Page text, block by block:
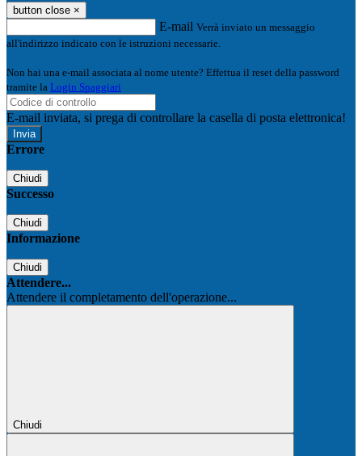
button close ×
E-mail Verrà inviato un messaggio
all'indirizzo indicato con le istruzioni necessarie.
Non hai una e-mail associata al nome utente? Effettua il reset della password
tramite la Login Spaggiari
E-mail inviata, si prega di controllare la casella di posta elettronica!
Errore
Chiudi
Successo
Chiudi
Informazione
Chiudi
Attendere...
Attendere il completamento dell'operazione...
Chiudi